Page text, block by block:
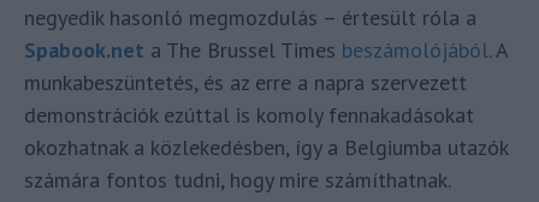
negyedik hasonló megmozdulás – értesült róla a
Spabook.net a The Brussel Times beszámolójából. A
munkabeszüntetés, és az erre a napra szervezett
demonstrációk ezúttal is komoly fennakadásokat
okozhatnak a közlekedésben, így a Belgiumba utazók
számára fontos tudni, hogy mire számíthatnak.